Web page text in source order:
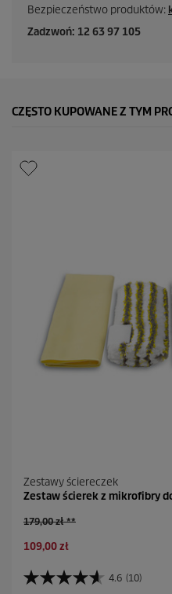
Bezpieczeństwo produktów:
Zadzwoń: 12 63 97 105
CZĘSTO KUPOWANE Z TYM
Zestawy ściereczek
Zestaw ścierek z mikrofibry
S
a
a
179,00 zł **
A
t
u
109,00 zł
4.6 (10)
4